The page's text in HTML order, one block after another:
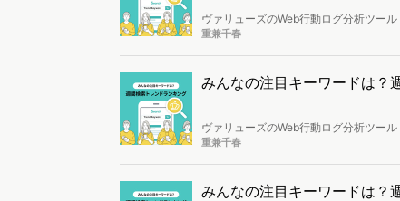
ヴァリューズのWeb行動ログ分析ツー
し、トレンドになっているキーワードを
重兼千春
みんなの注目キーワードは
ヴァリューズのWeb行動ログ分析ツー
し、トレンドになっているキーワードを
重兼千春
みんなの注目キーワードは